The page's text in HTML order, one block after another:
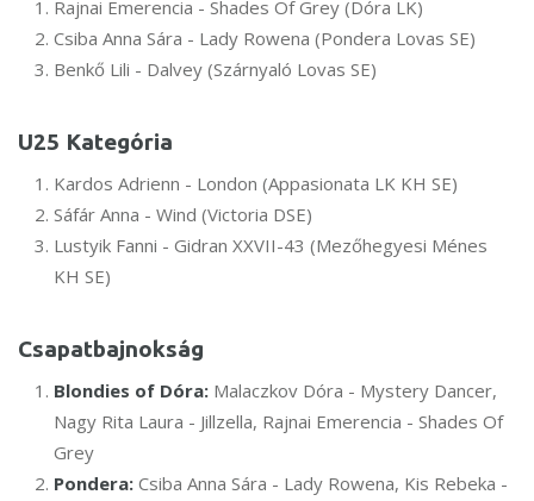
Rajnai Emerencia - Shades Of Grey (Dóra LK)
Csiba Anna Sára - Lady Rowena (Pondera Lovas SE)
Benkő Lili - Dalvey (Szárnyaló Lovas SE)
U25 Kategória
Kardos Adrienn - London (Appasionata LK KH SE)
Sáfár Anna - Wind (Victoria DSE)
Lustyik Fanni - Gidran XXVII-43 (Mezőhegyesi Ménes
KH SE)
Csapatbajnokság
Blondies of Dóra: Malaczkov Dóra - Mystery Dancer,
Nagy Rita Laura - Jillzella, Rajnai Emerencia - Shades Of
Grey
Pondera: Csiba Anna Sára - Lady Rowena, Kis Rebeka -